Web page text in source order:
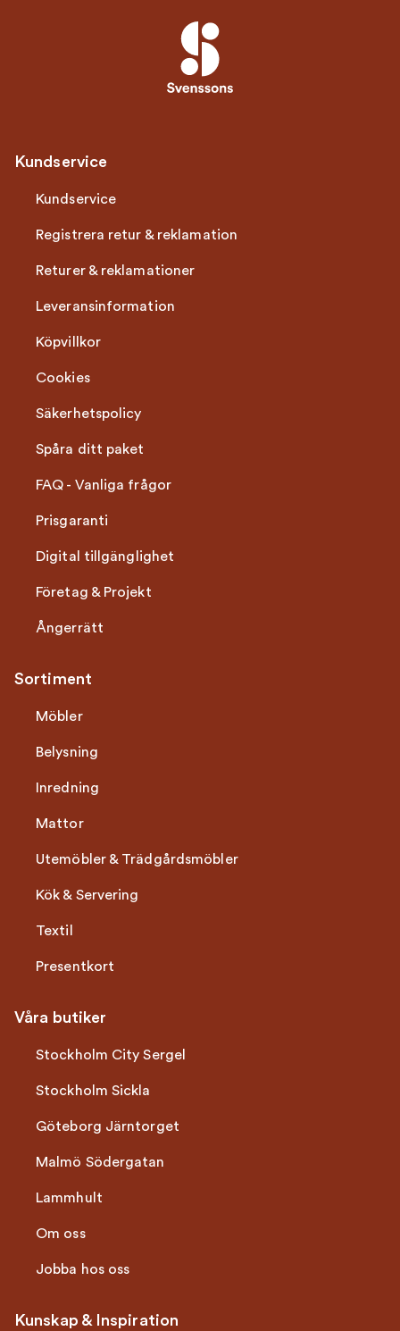
Kundservice
Kundservice
Registrera retur & reklamation
Returer & reklamationer
Leveransinformation
Köpvillkor
Cookies
Säkerhetspolicy
Spåra ditt paket
FAQ - Vanliga frågor
Prisgaranti
Digital tillgänglighet
Företag & Projekt
Ångerrätt
Sortiment
Möbler
Belysning
Inredning
Mattor
Utemöbler & Trädgårdsmöbler
Kök & Servering
Textil
Presentkort
Våra butiker
Stockholm City Sergel
Stockholm Sickla
Göteborg Järntorget
Malmö Södergatan
Lammhult
Om oss
Jobba hos oss
Kunskap & Inspiration